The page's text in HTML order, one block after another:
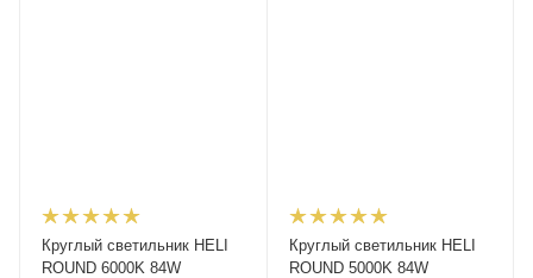
Круглый светильник HELI
ROUND 6000K 84W
Круглый светильник HELI
ROUND 5000K 84W